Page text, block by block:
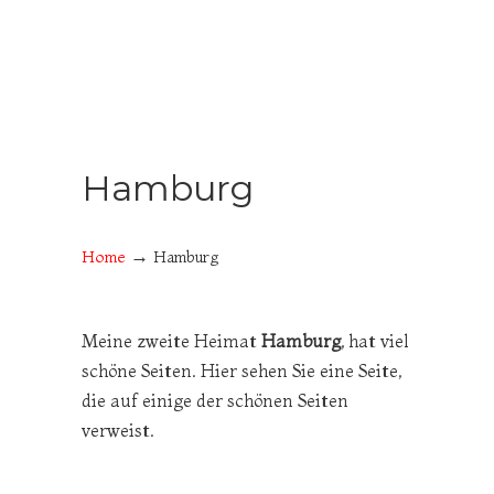
Hamburg
Home → Hamburg
Meine zweite Heimat Hamburg, hat viel
schöne Seiten. Hier sehen Sie eine Seite,
die auf einige der schönen Seiten
verweist.